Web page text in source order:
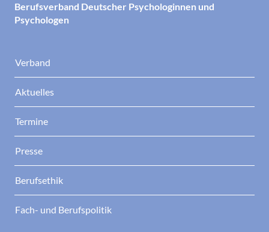
Berufsverband Deutscher Psychologinnen und
Psychologen
Verband
Aktuelles
Termine
Presse
Berufsethik
Fach- und Berufspolitik